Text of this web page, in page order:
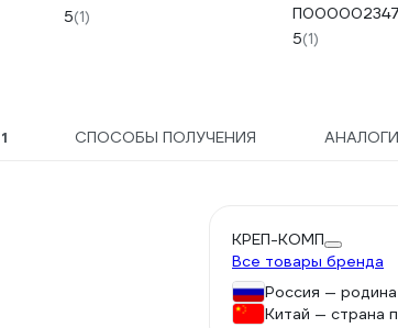
5(1)
5(1)
1 СПОСОБЫ ПОЛУЧЕНИЯ АНАЛОГИ
КРЕП-КОМП
Все товары бренда
Россия —
Китай — страна